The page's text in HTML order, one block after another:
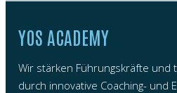
YOS ACADEMY
Wir stärken Führungskräfte und
durch innovative Coaching- und